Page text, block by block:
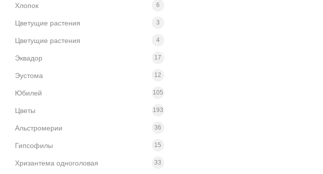
Хлопок 6
Цветущие растения 3
Цветущие растения 4
Эквадор 17
Эустома 12
Юбилей 105
Цветы 193
Альстромерии 36
Гипсoфилы 15
Хризантема одноголовая 33